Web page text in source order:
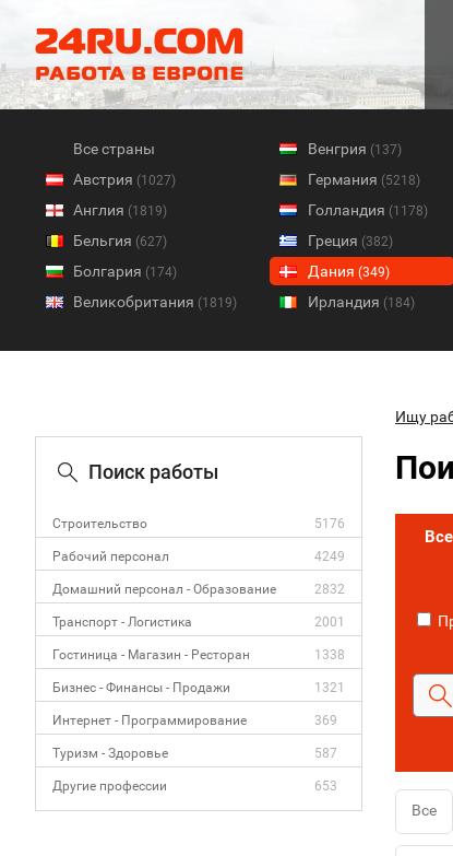
Все страны
Австрия (1027)
Англия (1819)
Бельгия (627)
Болгария (174)
Великобритания (1819)
Венгрия (137)
Германия (5218)
Голландия (1178)
Греция (382)
Дания (349)
Ирландия (184)
Поиск работы
Строительство 5176
Рабочий персонал 4249
Домашний персонал - Образование 2832
Транспорт - Логистика 2001
Гостиница - Магазин - Ресторан 1338
Бизнес - Финансы - Продажи 1321
Интернет - Программирование 369
Туризм - Здоровье 587
Другие профессии 653
Ищу
Все